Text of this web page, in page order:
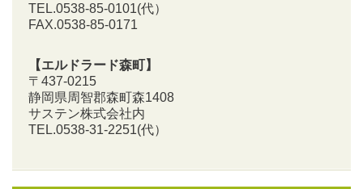
TEL.0538-85-0101(代）
FAX.0538-85-0171
【エルドラード森町】
〒437-0215
静岡県周智郡森町森1408
サステン株式会社内
TEL.0538-31-2251(代）